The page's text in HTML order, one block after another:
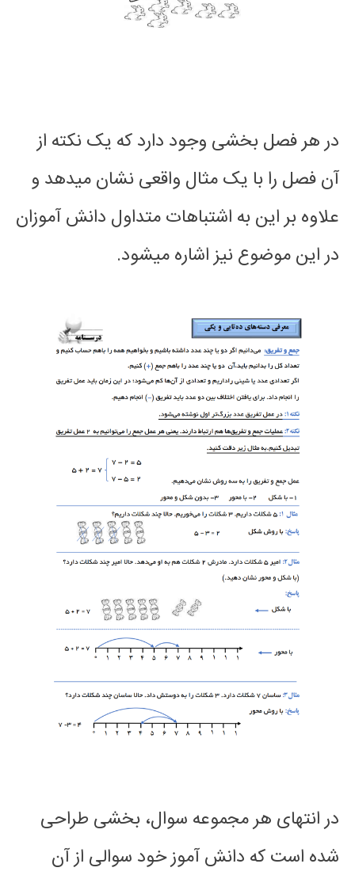
در هر فصل بخشی وجود دارد که یک نکته از
آن فصل را با یک مثال واقعی نشان میدهد و
علاوه بر این به اشتباهات متداول دانش آموزان
در این موضوع نیز اشاره میشود.
در انتهای هر مجموعه سوال، بخشی طراحی
شده است که دانش آموز خود سوالی از آن